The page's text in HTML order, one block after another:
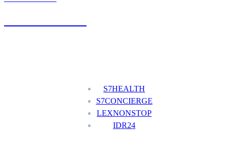
S7HEALTH
S7CONCIERGE
LEXNONSTOP
IDR24